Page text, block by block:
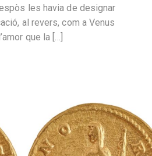
les havia de designar
al revers, com a Venus
que la […]